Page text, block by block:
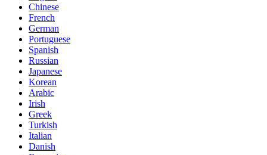
Chinese
French
German
Portuguese
Spanish
Russian
Japanese
Korean
Arabic
Irish
Greek
Turkish
Italian
Danish